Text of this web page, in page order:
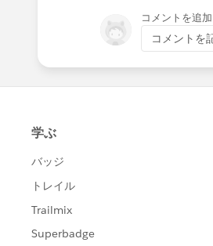
どういった
と、もっと
コメントを追加
コメントを